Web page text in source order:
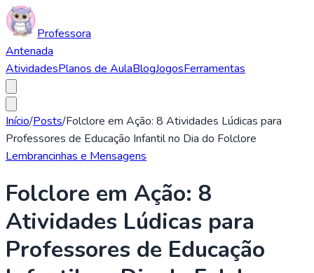
Professora
Antenada
AtividadesPlanos de AulaBlogJogosFerramentas
Início/Posts/Folclore em Ação: 8 Atividades Lúdicas para
Professores de Educação Infantil no Dia do Folclore
Lembrancinhas e Mensagens
Folclore em Ação: 8
Atividades Lúdicas para
Professores de Educação